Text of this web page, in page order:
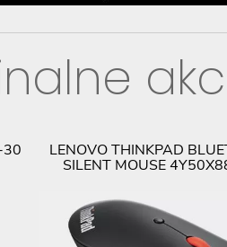
30 LENOVO THINKPAD
SILENT MOUSE